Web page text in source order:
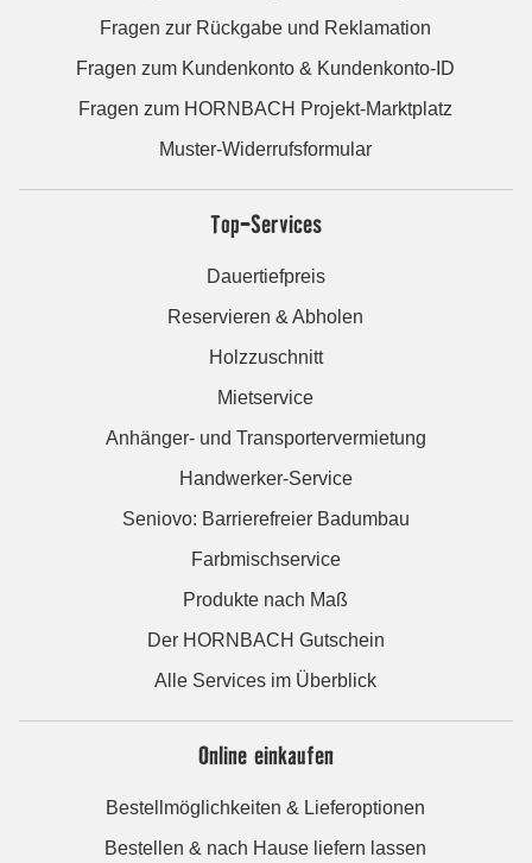
Fragen zur Rückgabe und Reklamation
Fragen zum Kundenkonto & Kundenkonto-ID
Fragen zum HORNBACH Projekt-Marktplatz
Muster-Widerrufsformular
Top-Services
Dauertiefpreis
Reservieren & Abholen
Holzzuschnitt
Mietservice
Anhänger- und Transportervermietung
Handwerker-Service
Seniovo: Barrierefreier Badumbau
Farbmischservice
Produkte nach Maß
Der HORNBACH Gutschein
Alle Services im Überblick
Online einkaufen
Bestellmöglichkeiten & Lieferoptionen
Bestellen & nach Hause liefern lassen